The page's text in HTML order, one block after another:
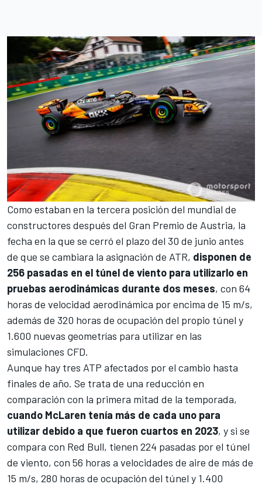
Como estaban en la tercera posición del mundial de
constructores después del Gran Premio de Austria, la
fecha en la que se cerró el plazo del 30 de junio antes
de que se cambiara la asignación de ATR, disponen de
256 pasadas en el túnel de viento para utilizarlo en
pruebas aerodinámicas durante dos meses, con 64
horas de velocidad aerodinámica por encima de 15 m/s,
además de 320 horas de ocupación del propio túnel y
1.600 nuevas geometrías para utilizar en las
simulaciones CFD.
Aunque hay tres ATP afectados por el cambio hasta
finales de año. Se trata de una reducción en
comparación con la primera mitad de la temporada,
cuando McLaren tenía más de cada uno para
utilizar debido a que fueron cuartos en 2023, y si se
compara con Red Bull, tienen 224 pasadas por el túnel
de viento, con 56 horas a velocidades de aire de más de
15 m/s, 280 horas de ocupación del túnel y 1.400